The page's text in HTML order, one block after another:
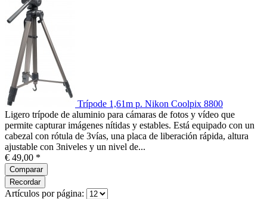
Trípode 1,61m p. Nikon Coolpix 8800
Ligero trípode de aluminio para cámaras de fotos y vídeo que
permite capturar imágenes nítidas y estables. Está equipado con un
cabezal con rótula de 3vías, una placa de liberación rápida, altura
ajustable con 3niveles y un nivel de...
€ 49,00 *
Comparar
Recordar
Artículos por página: